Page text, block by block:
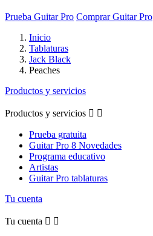
Prueba Guitar Pro Comprar Guitar Pro
Inicio
Tablaturas
Jack Black
Peaches
Productos y servicios
Productos y servicios  
Prueba gratuita
Guitar Pro 8 Novedades
Programa educativo
Artistas
Guitar Pro tablaturas
Tu cuenta
Tu cuenta  